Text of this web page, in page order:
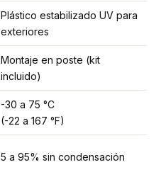
Plástico estabilizado UV para
exteriores
Montaje en poste (kit
incluido)
-30 a 75 °C
(-22 a 167 °F)
5 a 95% sin condensación